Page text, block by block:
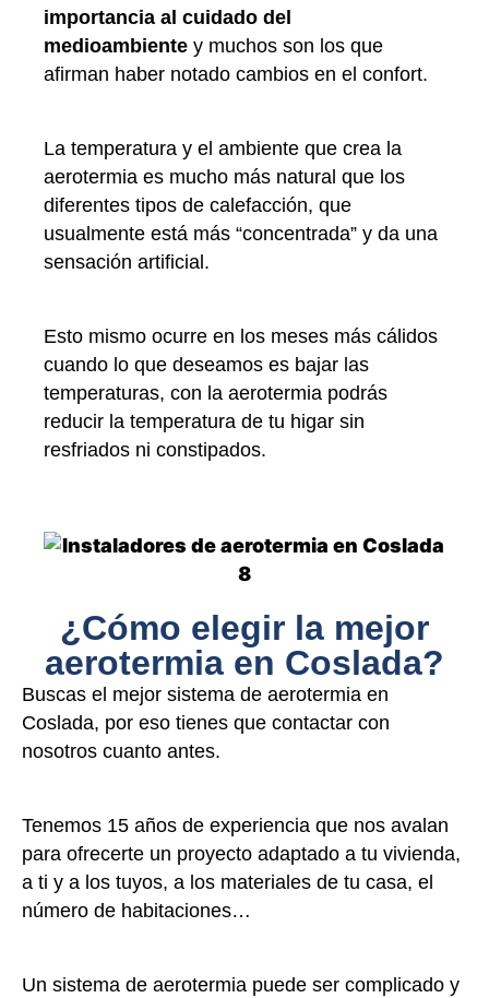
importancia al cuidado del
medioambiente y muchos son los que
afirman haber notado cambios en el confort.
La temperatura y el ambiente que crea la
aerotermia es mucho más natural que los
diferentes tipos de calefacción, que
usualmente está más “concentrada” y da una
sensación artificial.
Esto mismo ocurre en los meses más cálidos
cuando lo que deseamos es bajar las
temperaturas, con la aerotermia podrás
reducir la temperatura de tu higar sin
resfriados ni constipados.
¿Cómo elegir la mejor
aerotermia en Coslada?
Buscas el mejor sistema de aerotermia en
Coslada, por eso tienes que contactar con
nosotros cuanto antes.
Tenemos 15 años de experiencia que nos avalan
para ofrecerte un proyecto adaptado a tu vivienda,
a ti y a los tuyos, a los materiales de tu casa, el
número de habitaciones…
Un sistema de aerotermia puede ser complicado y